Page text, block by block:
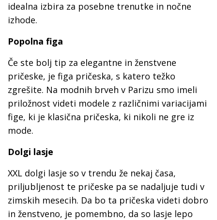
idealna izbira za posebne trenutke in nočne
izhode.
Popolna figa
Če ste bolj tip za elegantne in ženstvene
pričeske, je figa pričeska, s katero težko
zgrešite. Na modnih brveh v Parizu smo imeli
priložnost videti modele z različnimi variacijami
fige, ki je klasična pričeska, ki nikoli ne gre iz
mode.
Dolgi lasje
XXL dolgi lasje so v trendu že nekaj časa,
priljubljenost te pričeske pa se nadaljuje tudi v
zimskih mesecih. Da bo ta pričeska videti dobro
in ženstveno, je pomembno, da so lasje lepo